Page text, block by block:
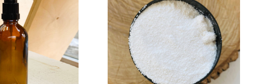
Ajouter à la liste de souhaits Ajouter à la liste de souhaits